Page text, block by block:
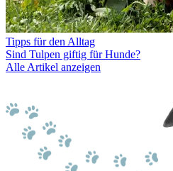
Tipps für den Alltag
Sind Tulpen giftig für Hunde?
Alle Artikel anzeigen